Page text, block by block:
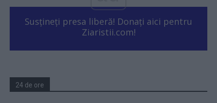
Susțineți presa liberă! Donați aici pentru
Ziaristii.com!
24 de ore